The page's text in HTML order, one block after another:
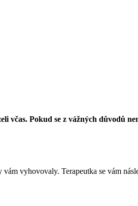
včas. Pokud se z vážných důvodů
vyhovovaly. Terapeutka se vám